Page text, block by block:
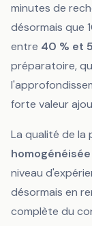
minutes de
désormais que
entre 40 % et
préparatoire,
forte valeur
La qualité de la
homogénéisée
niveau
désormais en
complète du